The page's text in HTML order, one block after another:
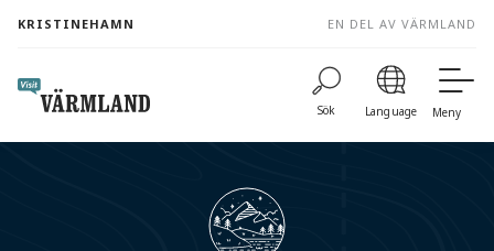
content
KRISTINEHAMN EN DEL AV VÄRMLAND
Sök Language Meny